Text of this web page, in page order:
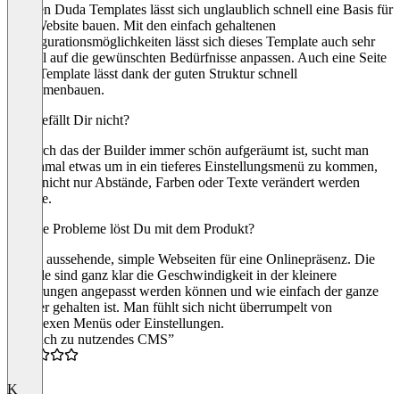
Mit den Duda Templates lässt sich unglaublich schnell eine Basis für
eine Website bauen. Mit den einfach gehaltenen
Konfigurationsmöglichkeiten lässt sich dieses Template auch sehr
schnell auf die gewünschten Bedürfnisse anpassen. Auch eine Seite
ohne Template lässt dank der guten Struktur schnell
zusammenbauen.
Was gefällt Dir nicht?
Dadurch das der Builder immer schön aufgeräumt ist, sucht man
manchmal etwas um in ein tieferes Einstellungsmenü zu kommen,
wenn nicht nur Abstände, Farben oder Texte verändert werden
möchte.
Welche Probleme löst Du mit dem Produkt?
Schön aussehende, simple Webseiten für eine Onlinepräsenz. Die
Vorteile sind ganz klar die Geschwindigkeit in der kleinere
Änderungen angepasst werden können und wie einfach der ganze
Builder gehalten ist. Man fühlt sich nicht überrumpelt von
komplexen Menüs oder Einstellungen.
“Einfach zu nutzendes CMS”
K